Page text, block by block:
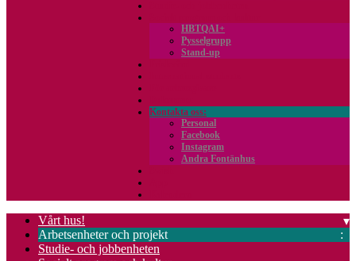
HBTQAI+
Pysselgrupp
Stand-up
Kontakta oss
Personal
Facebook
Instagram
Andra Fontänhus
Vårt hus!
Arbetsenheter och projekt
Studie- och jobbenheten